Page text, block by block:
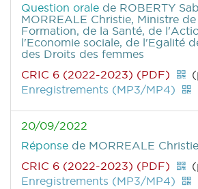
Question orale de ROBERTY
MORREALE Christie, Ministre
Formation, de la Santé, de
l'Economie sociale, de l'Egalité
des Droits des femmes
CRIC 6 (2022-2023) (PDF)
Enregistrements (MP3/MP4)
20/09/2022
Réponse de MORREALE Christie
CRIC 6 (2022-2023) (PDF)
Enregistrements (MP3/MP4)